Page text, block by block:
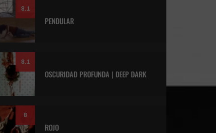
8.1
PENDULAR
8.1
OSCURIDAD PROFUNDA | DEEP DARK
8
ROJO